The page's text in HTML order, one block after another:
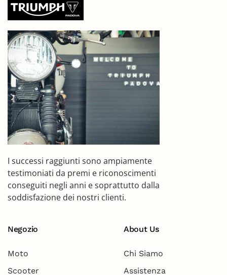
I successi raggiunti sono ampiamente
testimoniati da premi e riconoscimenti
conseguiti negli anni e soprattutto dalla
soddisfazione dei nostri clienti.
Negozio
Moto
Scooter
About Us
Chi Siamo
Assistenza